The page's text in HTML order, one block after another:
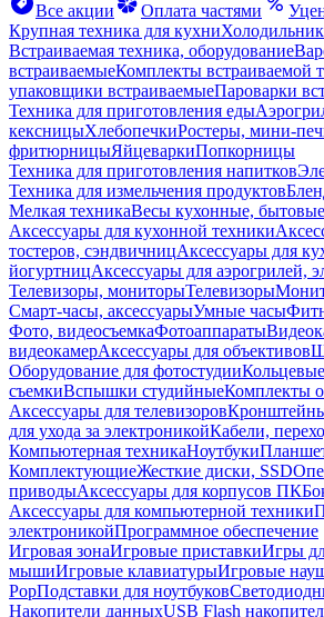
Все акции
Оплата частями
Крупная техника для кухни
Встраиваемая техника, оборудование
встраиваемыеКомплекты встраиваемой
упаковщики встраиваемыеПароварки
Техника для приготовления еды
кексницыХлебопечкиРостеры, мини-
фритюрницыЯйцеваркиПопкорницы
Техника для приготовления напитков
Техника для измельчения продуктов
Мелкая техникаВесы кухонные, бытовые
Аксессуары для кухонной техники
тостеров, сэндвичницАксессуары для
йогуртницАксессуары для аэрогрилей,
Телевизоры, мониторыТелевизоры
Смарт-часы, аксессуарыУмные часы
Фото, видеосъемкаФотоаппараты
видеокамерАксессуары для объективов
Оборудование для фотостудии
съемкиВспышки студийныеКомплекты
Аксессуары для телевизоров
для ухода за электроникойКабели,
Компьютерная техникаНоутбуки
КомплектующиеЖесткие диски, SSD
приводыАксессуары для корпусов ПК
Аксессуары для компьютерной техники
электроникойПрограммное обеспечение
Игровая зонаИгровые приставкиИгры
мышиИгровые клавиатурыИгровые
PopПодставки для ноутбуков
Накопители данныхUSB Flash